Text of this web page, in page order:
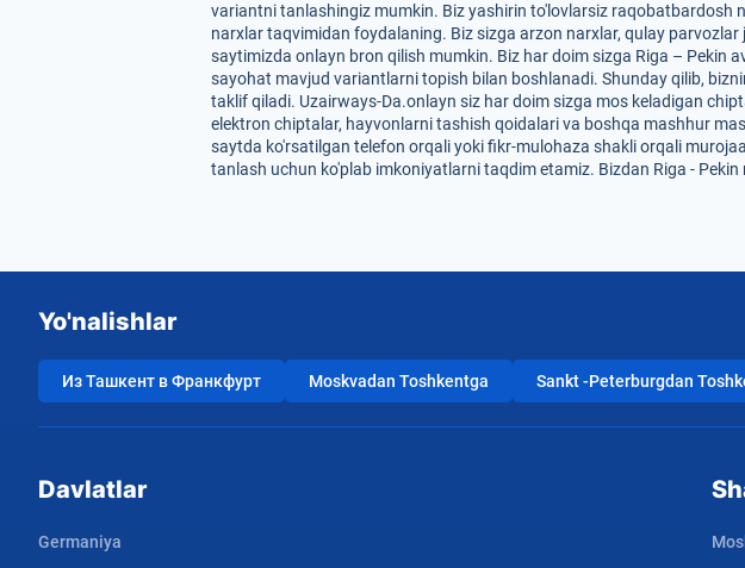
variantni tanlashingiz mumkin. Biz yashirin to'lovlarsiz
narxlar taqvimidan foydalaning. Biz sizga arzon narxlar, qulay
saytimizda onlayn bron qilish mumkin. Biz har doim sizga Riga –
sayohat mavjud variantlarni topish bilan boshlanadi. Shunday qilib,
taklif qiladi. Uzairways-Da.onlayn siz har doim sizga mos keladigan
elektron chiptalar, hayvonlarni tashish qoidalari va boshqa mashhur
saytda ko'rsatilgan telefon orqali yoki fikr-mulohaza shakli orqali
tanlash uchun ko'plab imkoniyatlarni taqdim etamiz. Bizdan Riga -
Yo'nalishlar
Из Ташкент в Франкфурт Moskvadan Toshkentga Sankt -Peterburgdan
Davlatlar
Germaniya